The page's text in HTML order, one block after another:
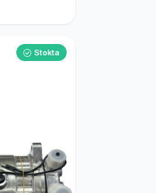
Stokta